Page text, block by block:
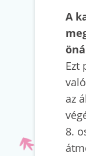
A
Ezt
az
8.